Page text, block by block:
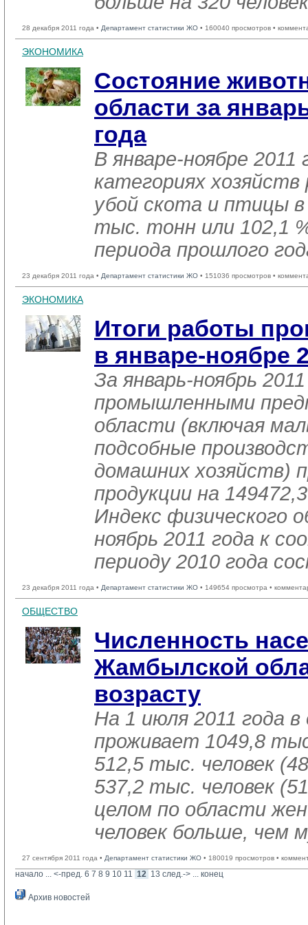
28 декабря 2011 года • Департамент статистики ЖО • 160040 просмотров •
ЭКОНОМИКА
Состояние
области за
года
В январе-ноябре 2011
категориях хозяйств
убой скота и птицы
тыс. тонн или 102,1
периода прошлого
23 декабря 2011 года • Департамент статистики ЖО • 151036 просмотров •
ЭКОНОМИКА
Итоги работы
в январе-ноябре
За январь-ноябрь
промышленными
области (включая
подсобные
домашних хозяйств)
продукции на
Индекс физического
ноябрь 2011 года к
периоду 2010 года
23 декабря 2011 года • Департамент статистики ЖО • 149654 просмотра •
ОБЩЕСТВО
Численность
Жамбылской
возрасту
На 1 июля 2011 года
проживает 1049,8
512,5 тыс. человек
537,2 тыс. человек
целом по области
человек больше, чем
27 сентября 2011 года • Департамент статистики ЖО • 180019 просмотров •
начало ... <-пред. 6 7 8 9 10 11 12 13 след.-> ... конец
Архив новостей